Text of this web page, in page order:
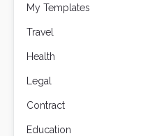
My Templates
Travel
Health
Legal
Contract
Education